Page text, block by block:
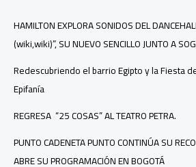
HAMILTON EXPLORA SONIDOS DEL
(wiki,wiki)”, SU NUEVO SENCILLO JUNTO A SOG
Redescubriendo el barrio Egipto y la Fiesta
Epifanía
REGRESA “25 COSAS” AL TEATRO PETRA.
PUNTO CADENETA PUNTO CONTINÚA SU
ABRE SU PROGRAMACIÓN EN BOGOTÁ